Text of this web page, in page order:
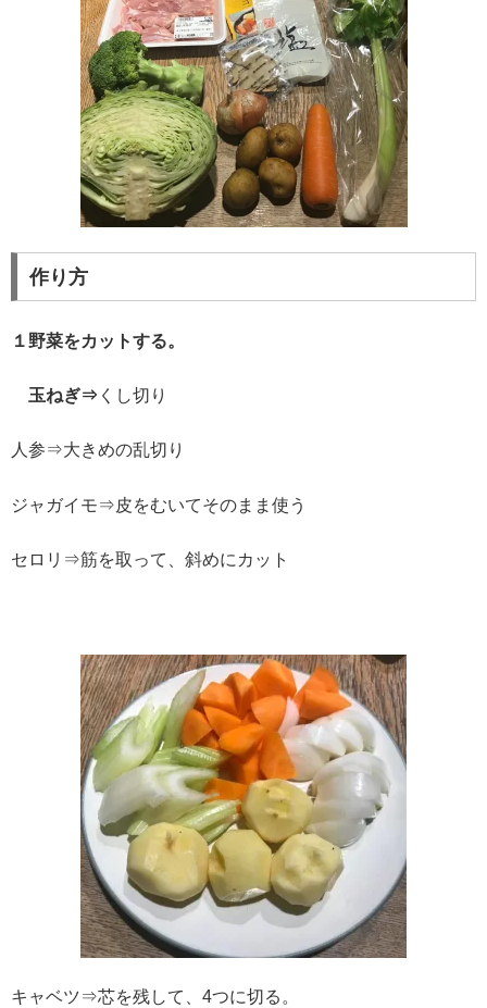
作り方
１野菜をカットする。
玉ねぎ⇒ くし切り
人参⇒大きめの乱切り
ジャガイモ⇒皮をむいてそのまま使う
セロリ⇒筋を取って、斜めにカット
キャベツ⇒芯を残して、4つに切る。